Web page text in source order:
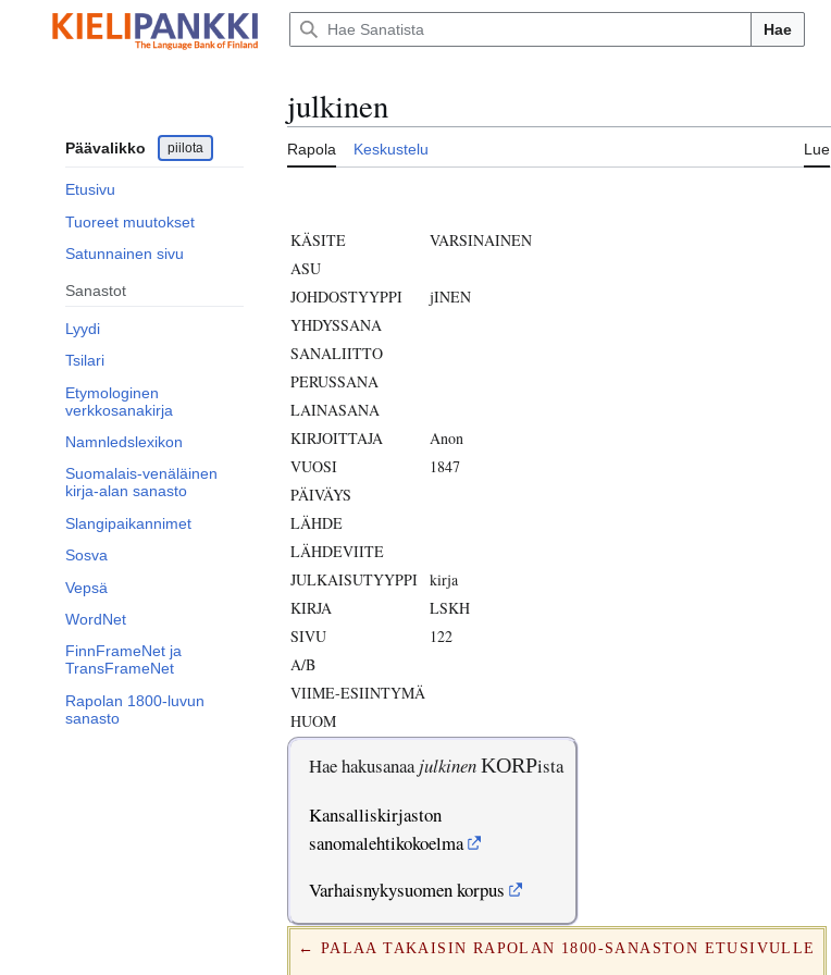
sisältöön
Hae
Päävalikko piilota
Etusivu
Tuoreet muutokset
Satunnainen sivu
Sanastot
Lyydi
Tsilari
Etymologinen
verkkosanakirja
Namnledslexikon
Suomalais-venäläinen
kirja-alan sanasto
Slangipaikannimet
Sosva
Vepsä
WordNet
FinnFrameNet ja
TransFrameNet
Rapolan 1800-luvun
sanasto
julkinen
Rapola Keskustelu Lue
KÄSITE
VARSINAINEN
ASU
JOHDOSTYYPPI
jINEN
YHDYSSANA
SANALIITTO
PERUSSANA
LAINASANA
KIRJOITTAJA
Anon
VUOSI
1847
PÄIVÄYS
LÄHDE
LÄHDEVIITE
JULKAISUTYYPPI kirja
KIRJA
LSKH
SIVU
122
A/B
VIIME-ESIINTYMÄ
HUOM
Hae hakusanaajulkinenKORPista
Kansalliskirjaston
sanomalehtikokoelma
Varhaisnykysuomen korpus
← PALAA TAKAISIN RAPOLAN 1800-SANASTON ETUSIVULLE